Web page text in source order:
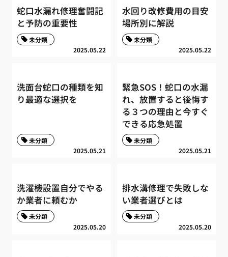
蛇口水漏れ修理奮闘記
と予防の重要性
2025.05.22
未分類
水回り改修費用の目安
場所別に解説
2025.05.22
未分類
洗面台蛇口の種類を知
り最適な選択を
2025.05.21
未分類
緊急SOS！蛇口の水漏
れ、放置すると後悔す
る３つの理由と今すぐ
できる応急処置
2025.05.21
未分類
洗濯機設置自分でやる
か業者に頼むか
2025.05.20
未分類
排水溝修理で失敗しな
い業者選びとは
2025.05.20
未分類